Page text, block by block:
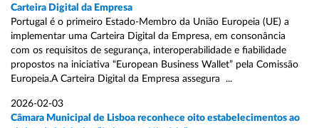
Carteira Digital da Empresa
Portugal é o primeiro Estado-Membro da União Europeia (UE) a
implementar uma Carteira Digital da Empresa, em consonância
com os requisitos de segurança, interoperabilidade e fiabilidade
propostos na iniciativa “European Business Wallet” pela Comissão
Europeia.A Carteira Digital da Empresa assegura ...
2026-02-03
Câmara Municipal de Lisboa reconhece oito estabelecimentos ao